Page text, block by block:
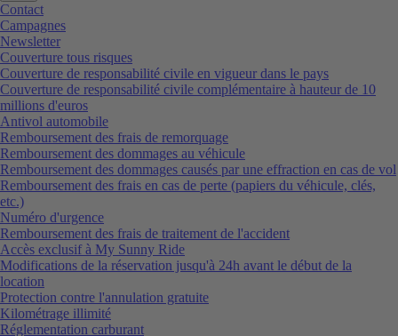
Contact
Campagnes
Newsletter
Couverture tous risques
Couverture de responsabilité civile en vigueur dans le pays
Couverture de responsabilité civile complémentaire à hauteur de 10
millions d'euros
Antivol automobile
Remboursement des frais de remorquage
Remboursement des dommages au véhicule
Remboursement des dommages causés par une effraction en cas de vol
Remboursement des frais en cas de perte (papiers du véhicule, clés,
etc.)
Numéro d'urgence
Remboursement des frais de traitement de l'accident
Accès exclusif à My Sunny Ride
Modifications de la réservation jusqu'à 24h avant le début de la
location
Protection contre l'annulation gratuite
Kilométrage illimité
Réglementation carburant